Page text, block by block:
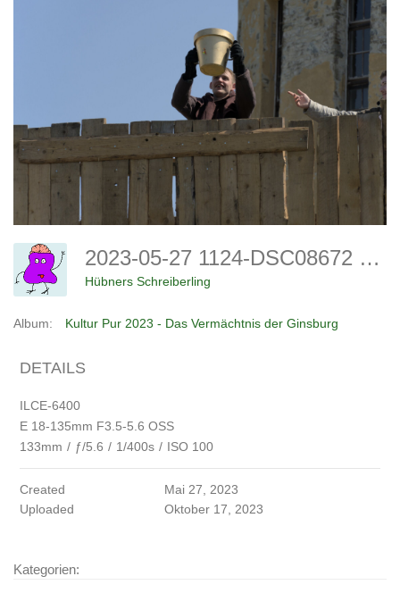
2023-05-27 1124-DSC08672 (Copy)
Hübners Schreiberling
Album: Kultur Pur 2023 - Das Vermächtnis der Ginsburg
DETAILS
ILCE-6400
E 18-135mm F3.5-5.6 OSS
133mm / ƒ/5.6 / 1/400s / ISO 100
Created
Mai 27, 2023
Uploaded
Oktober 17, 2023
Kategorien: